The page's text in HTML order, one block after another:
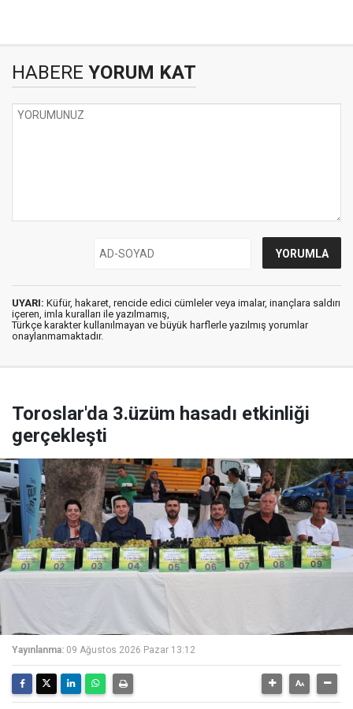
HABERE YORUM KAT
UYARI: Küfür, hakaret, rencide edici cümleler veya imalar, inançlara saldırı
içeren, imla kuralları ile yazılmamış,
Türkçe karakter kullanılmayan ve büyük harflerle yazılmış yorumlar
onaylanmamaktadır.
Toroslar'da 3.üzüm hasadı etkinliği
gerçekleşti
Yayınlanma: 09 Ağustos 2026 Pazar 13:12